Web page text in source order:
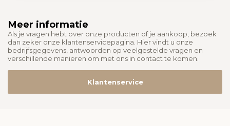
Meer informatie
Als je vragen hebt over onze producten of je aankoop, bezoek
dan zeker onze klantenservicepagina. Hier vindt u onze
bedrijfsgegevens, antwoorden op veelgestelde vragen en
verschillende manieren om met ons in contact te komen.
Klantenservice